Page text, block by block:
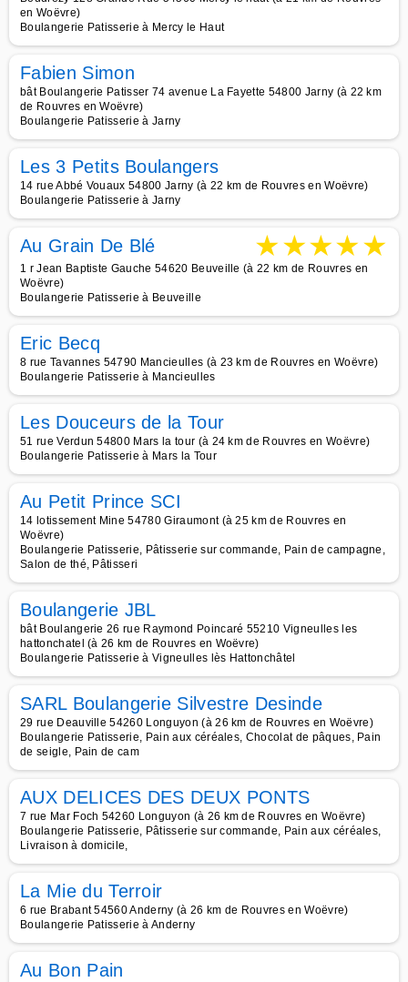
en Woëvre)
Boulangerie Patisserie à Mercy le Haut
Fabien Simon
bât Boulangerie Patisser 74 avenue La Fayette 54800 Jarny (à 22 km
de Rouvres en Woëvre)
Boulangerie Patisserie à Jarny
Les 3 Petits Boulangers
14 rue Abbé Vouaux 54800 Jarny (à 22 km de Rouvres en Woëvre)
Boulangerie Patisserie à Jarny
Au Grain De Blé ★★★★★
1 r Jean Baptiste Gauche 54620 Beuveille (à 22 km de Rouvres en
Woëvre)
Boulangerie Patisserie à Beuveille
Eric Becq
8 rue Tavannes 54790 Mancieulles (à 23 km de Rouvres en Woëvre)
Boulangerie Patisserie à Mancieulles
Les Douceurs de la Tour
51 rue Verdun 54800 Mars la tour (à 24 km de Rouvres en Woëvre)
Boulangerie Patisserie à Mars la Tour
Au Petit Prince SCI
14 lotissement Mine 54780 Giraumont (à 25 km de Rouvres en
Woëvre)
Boulangerie Patisserie, Pâtisserie sur commande, Pain de campagne,
Salon de thé, Pâtisseri
Boulangerie JBL
bât Boulangerie 26 rue Raymond Poincaré 55210 Vigneulles les
hattonchatel (à 26 km de Rouvres en Woëvre)
Boulangerie Patisserie à Vigneulles lès Hattonchâtel
SARL Boulangerie Silvestre Desinde
29 rue Deauville 54260 Longuyon (à 26 km de Rouvres en Woëvre)
Boulangerie Patisserie, Pain aux céréales, Chocolat de pâques, Pain
de seigle, Pain de cam
AUX DELICES DES DEUX PONTS
7 rue Mar Foch 54260 Longuyon (à 26 km de Rouvres en Woëvre)
Boulangerie Patisserie, Pâtisserie sur commande, Pain aux céréales,
Livraison à domicile,
La Mie du Terroir
6 rue Brabant 54560 Anderny (à 26 km de Rouvres en Woëvre)
Boulangerie Patisserie à Anderny
Au Bon Pain